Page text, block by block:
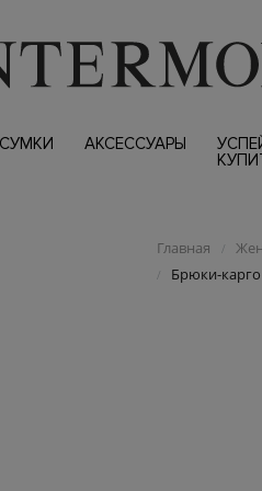
СУМКИ АКСЕССУАРЫ
Главная /
/ Брюки-карго